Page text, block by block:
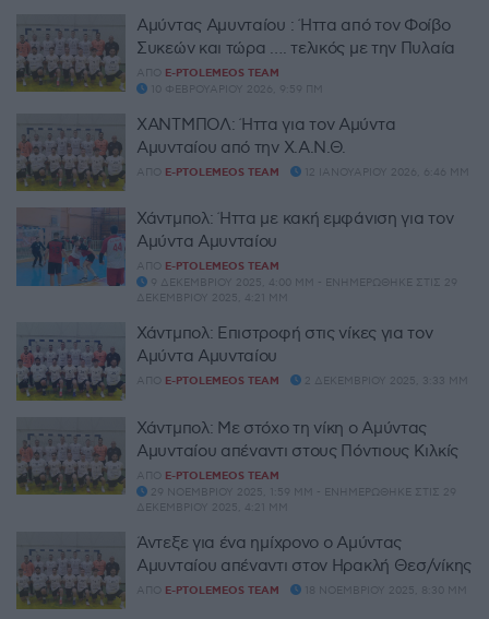
Αμύντας Αμυνταίου : Ήττα από τον Φοίβο
Συκεών και τώρα …. τελικός με την Πυλαία
ΑΠΌ E-PTOLEMEOS TEAM
10 ΦΕΒΡΟΥΑΡΊΟΥ 2026, 9:59 ΠΜ
ΧΑΝΤΜΠΟΛ: Ήττα για τον Αμύντα
Αμυνταίου από την Χ.Α.Ν.Θ.
ΑΠΌ E-PTOLEMEOS TEAM 12 ΙΑΝΟΥΑΡΊΟΥ 2026, 6:46 ΜΜ
Χάντμπολ: Ήττα με κακή εμφάνιση για τον
Αμύντα Αμυνταίου
ΑΠΌ E-PTOLEMEOS TEAM
9 ΔΕΚΕΜΒΡΊΟΥ 2025, 4:00 ΜΜ - ΕΝΗΜΕΡΏΘΗΚΕ ΣΤΙΣ 29
ΔΕΚΕΜΒΡΊΟΥ 2025, 4:21 ΜΜ
Χάντμπολ: Επιστροφή στις νίκες για τον
Αμύντα Αμυνταίου
ΑΠΌ E-PTOLEMEOS TEAM 2 ΔΕΚΕΜΒΡΊΟΥ 2025, 3:33 ΜΜ
Χάντμπολ: Mε στόχο τη νίκη ο Αμύντας
Αμυνταίου απέναντι στους Πόντιους Κιλκίς
ΑΠΌ E-PTOLEMEOS TEAM
29 ΝΟΕΜΒΡΊΟΥ 2025, 1:59 ΜΜ - ΕΝΗΜΕΡΏΘΗΚΕ ΣΤΙΣ 29
ΔΕΚΕΜΒΡΊΟΥ 2025, 4:21 ΜΜ
Άντεξε για ένα ημίχρονο ο Αμύντας
Αμυνταίου απέναντι στον Ηρακλή Θεσ/νίκης
ΑΠΌ E-PTOLEMEOS TEAM 18 ΝΟΕΜΒΡΊΟΥ 2025, 8:30 ΜΜ